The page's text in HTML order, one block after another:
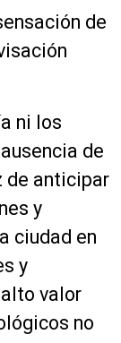
de
ni los
de
de anticipar
y
ciudad en
y
valor
no